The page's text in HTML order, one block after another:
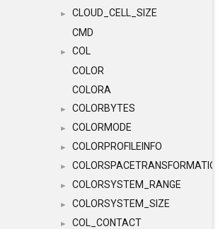
►
CLOUD_CELL_SIZE
CMD
►
COL
COLOR
COLORA
► COLORBYTES
► COLORMODE
► COLORPROFILEINFO
► COLORSPACETRANSFORMATION
► COLORSYSTEM_RANGE
► COLORSYSTEM_SIZE
► COL_CONTACT